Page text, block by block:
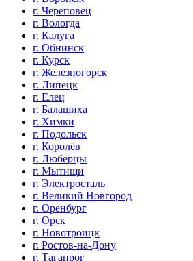
г. Череповец
г. Вологда
г. Калуга
г. Обнинск
г. Курск
г. Железногорск
г. Липецк
г. Елец
г. Балашиха
г. Химки
г. Подольск
г. Королёв
г. Люберцы
г. Мытищи
г. Электросталь
г. Великий Новгород
г. Оренбург
г. Орск
г. Новотроицк
г. Ростов-на-Дону
г. Таганрог